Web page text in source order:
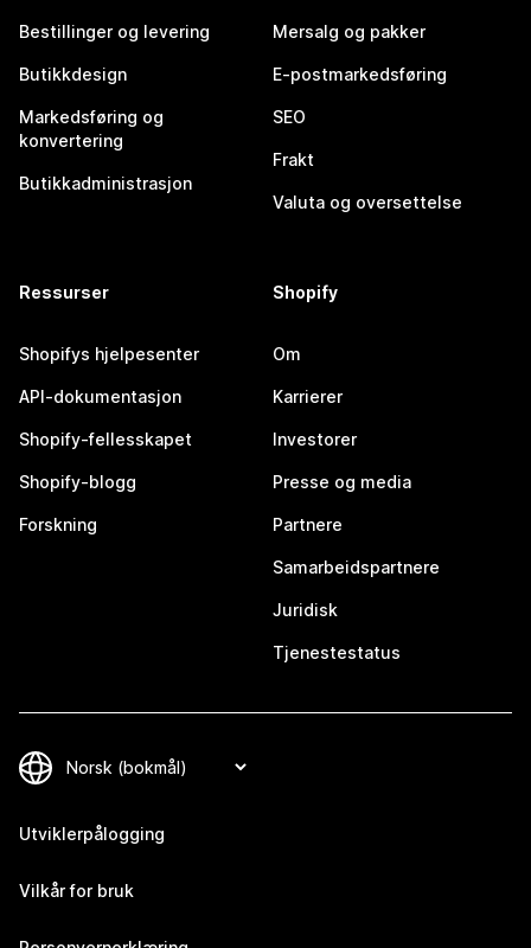
Bestillinger og levering
Butikkdesign
Markedsføring og
konvertering
Butikkadministrasjon
Mersalg og pakker
E-postmarkedsføring
SEO
Frakt
Valuta og oversettelse
Ressurser
Shopifys hjelpesenter
API-dokumentasjon
Shopify-fellesskapet
Shopify-blogg
Forskning
Shopify
Om
Karrierer
Investorer
Presse og media
Partnere
Samarbeidspartnere
Juridisk
Tjenestestatus
Utviklerpålogging
Vilkår for bruk